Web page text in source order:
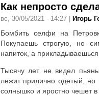
Как непросто
вс, 30/05/2021 - 14:27 Игорь
Бомбить селфи на
Покупаешь строгую, но
напиток, а
Тысячу лет не видел
лежит прилично одетый, но
солнышко и яростно чешет